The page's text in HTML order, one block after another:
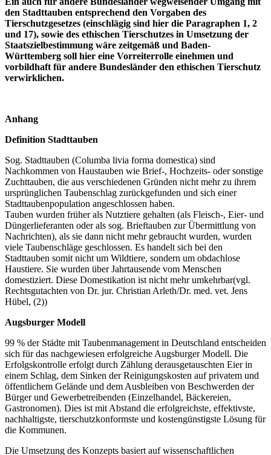
den Stadttauben entsprechend den Vorgaben des
Tierschutzgesetzes (einschlägig sind hier die Paragraphen 1, 2
und 17), sowie des ethischen Tierschutzes in Umsetzung der
Staatszielbestimmung wäre zeitgemäß und Baden-
Württemberg soll hier eine Vorreiterrolle einehmen und
vorbildhaft für andere Bundesländer den ethischen Tierschutz
verwirklichen.
Anhang
Definition Stadttauben
Sog. Stadttauben (Columba livia forma domestica) sind
Nachkommen von Haustauben wie Brief-, Hochzeits- oder sonstige
Zuchttauben, die aus verschiedenen Gründen nicht mehr zu ihrem
ursprünglichen Taubenschlag zurückgefunden und sich einer
Stadttaubenpopulation angeschlossen haben.
Tauben wurden früher als Nutztiere gehalten (als Fleisch-, Eier- und
Düngerlieferanten oder als sog. Brieftauben zur Übermittlung von
Nachrichten), als sie dann nicht mehr gebraucht wurden, wurden
viele Taubenschläge geschlossen. Es handelt sich bei den
Stadttauben somit nicht um Wildtiere, sondern um obdachlose
Haustiere. Sie wurden über Jahrtausende vom Menschen
domestiziert. Diese Domestikation ist nicht mehr umkehrbar(vgl.
Rechtsgutachten von Dr. jur. Christian Arleth/Dr. med. vet. Jens
Hübel, (2))
Augsburger Modell
99 % der Städte mit Taubenmanagement in Deutschland entscheiden
sich für das nachgewiesen erfolgreiche Augsburger Modell. Die
Erfolgskontrolle erfolgt durch Zählung derausgetauschten Eier in
einem Schlag, dem Sinken der Reinigungskosten auf privatem und
öffentlichem Gelände und dem Ausbleiben von Beschwerden der
Bürger und Gewerbetreibenden (Einzelhandel, Bäckereien,
Gastronomen). Dies ist mit Abstand die erfolgreichste, effektivste,
nachhaltigste, tierschutzkonformste und kostengünstigste Lösung für
die Kommunen.
Die Umsetzung des Konzepts basiert auf wissenschaftlichen